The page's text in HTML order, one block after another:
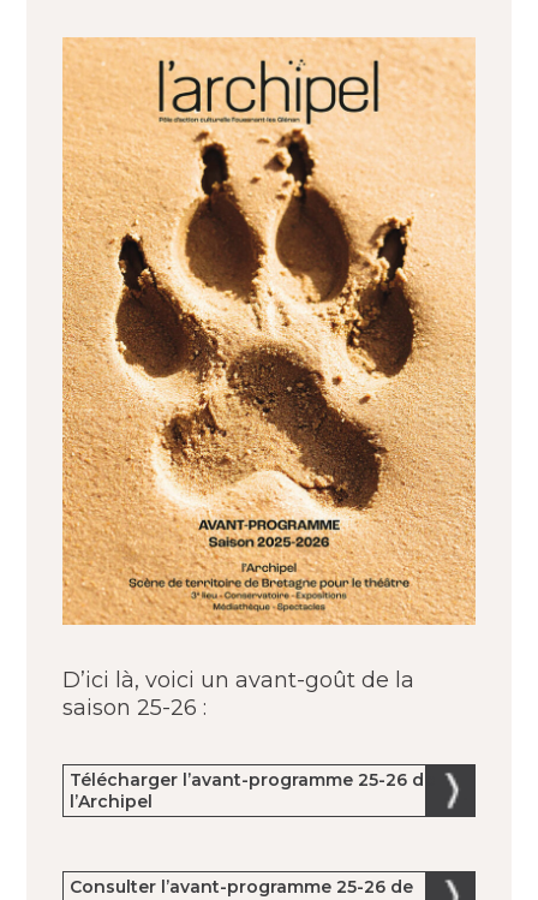
D’ici là, voici un avant-goût de la
saison 25-26 :
Télécharger l’avant-programme 25-26 de
l’Archipel
Consulter l’avant-programme 25-26 de